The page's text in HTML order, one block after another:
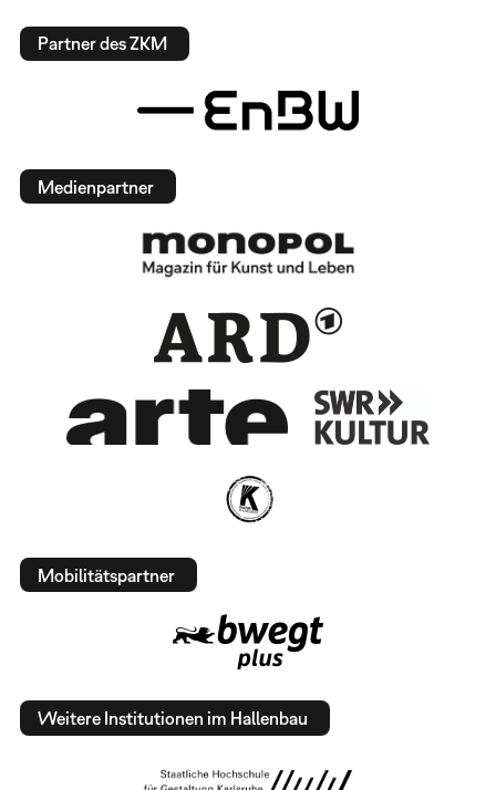
Partner des ZKM
Medienpartner
Mobilitätspartner
Weitere Institutionen im Hallenbau